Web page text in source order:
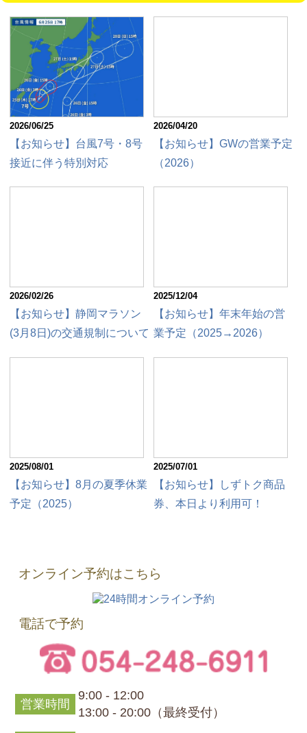
2026/06/25
【お知らせ】台風7号・8号
接近に伴う特別対応
2026/04/20
【お知らせ】GWの営業予定
（2026）
2026/02/26
【お知らせ】静岡マラソン
(3月8日)の交通規制について
2025/12/04
【お知らせ】年末年始の営
業予定（2025→2026）
2025/08/01
【お知らせ】8月の夏季休業
予定（2025）
2025/07/01
【お知らせ】しずトク商品
券、本日より利用可！
オンライン予約はこちら
電話で予約
営業時間
9:00 - 12:00
13:00 - 20:00（最終受付）